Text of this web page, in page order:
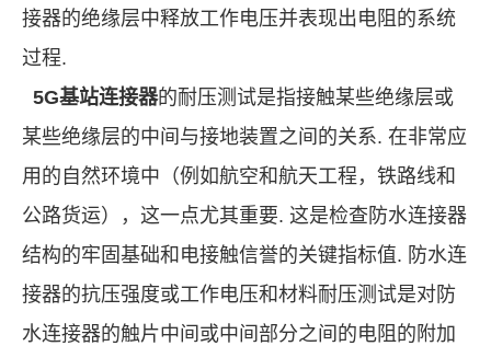
接器的绝缘层中释放工作电压并表现出电阻的系统
过程.
5G基站连接器的耐压测试是指接触某些绝缘层或
某些绝缘层的中间与接地装置之间的关系. 在非常应
用的自然环境中（例如航空和航天工程，铁路线和
公路货运），这一点尤其重要. 这是检查防水连接器
结构的牢固基础和电接触信誉的关键指标值. 防水连
接器的抗压强度或工作电压和材料耐压测试是对防
水连接器的触片中间或中间部分之间的电阻的附加